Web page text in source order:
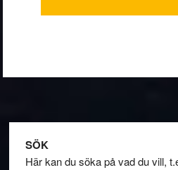
Footer
SÖK
Här kan du söka på vad du vill,